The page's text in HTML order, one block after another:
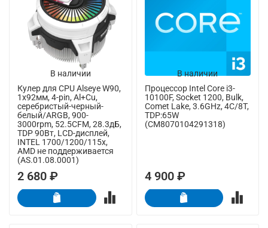
В наличии
Кулер для CPU Alseye W90,
1х92мм, 4-pin, Al+Cu,
серебристый-черный-
белый/ARGB, 900-
3000rpm, 52.5CFM, 28.3дБ,
TDP 90Вт, LCD-дисплей,
INTEL 1700/1200/115x,
AMD не поддерживается
(AS.01.08.0001)
2 680 ₽
В наличии
Процессор Intel Core i3-
10100F, Socket 1200, Bulk,
Comet Lake, 3.6GHz, 4C/8T,
TDP:65W
(CM8070104291318)
4 900 ₽